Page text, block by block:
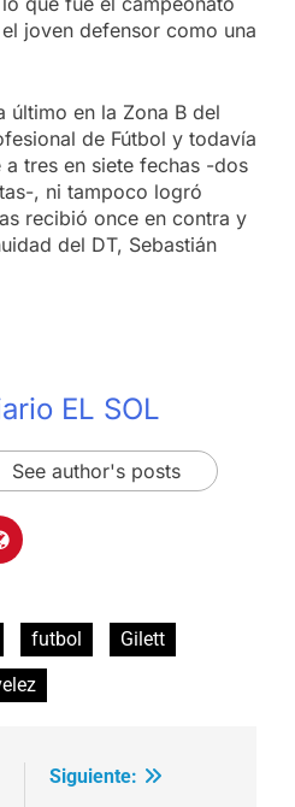
joven defensor como una
último en la Zona B del
de Fútbol y todavía
tres en siete fechas -dos
, ni tampoco logró
recibió once en contra y
del DT, Sebastián
EL SOL
See author's posts
futbol
Gilett
Siguiente: